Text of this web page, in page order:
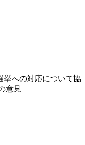
挙への対応について協
意見...